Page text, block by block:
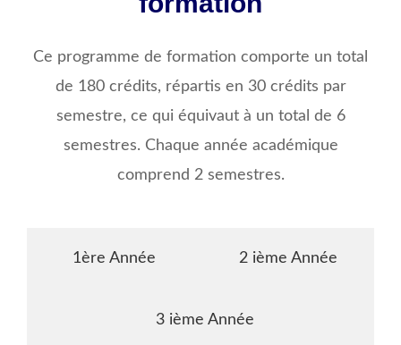
Ce programme de formation comporte un total
de 180 crédits, répartis en 30 crédits par
semestre, ce qui équivaut à un total de 6
semestres. Chaque année académique
comprend 2 semestres.
1ère Année 2 ième Année
3 ième Année